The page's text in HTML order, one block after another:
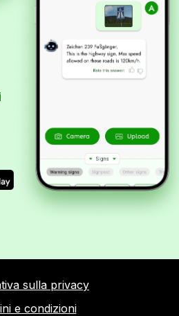
sulla privacy
e condizioni